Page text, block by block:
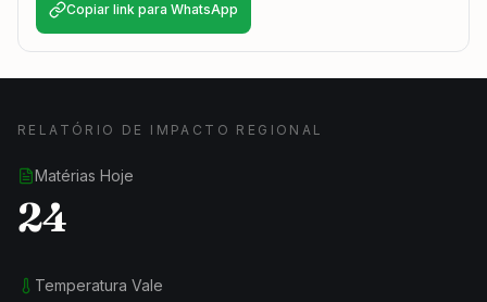
Copiar link para WhatsApp
RELATÓRIO DE IMPACTO REGIONAL
Matérias Hoje
24
Temperatura Vale